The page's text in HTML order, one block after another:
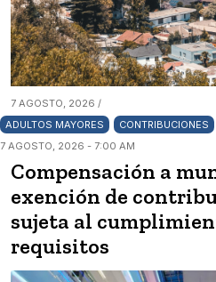
7 AGOSTO, 2026 /
ADULTOS MAYORES
CONTRIBUCIONES
7 AGOSTO, 2026 - 7:00 AM
Compensación a
exención de
sujeta al
requisitos